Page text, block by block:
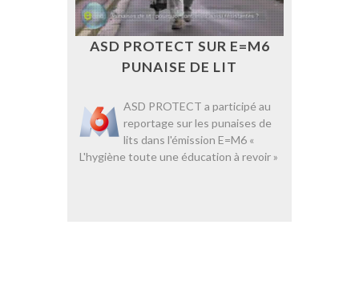
ASD PROTECT SUR E=M6
PUNAISE DE LIT
ASD PROTECT a participé au
reportage sur les punaises de
lits dans l'émission E=M6 «
L'hygiène toute une éducation à revoir »